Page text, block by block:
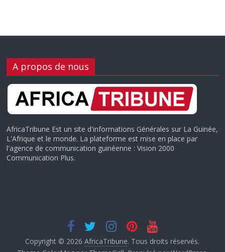
A propos de nous
AfricaTribune Est un site d'informations Générales sur La Guinée,
L'Afrique et le monde. La plateforme est mise en place par
l'agence de communication guinéenne : Vision 2000
Communication Plus.
Copyright © 2026AfricaTribune. Tous droits réservés.